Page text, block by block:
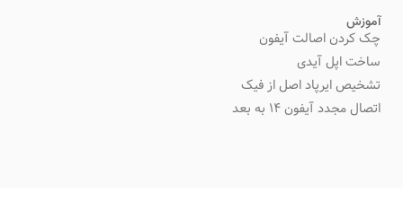
آموزش
چک کردن اصالت آیفون
ساخت اپل آیدی
تشخیص ایرپاد اصل از فیک
اتصال مجدد آیفون 14 به بعد